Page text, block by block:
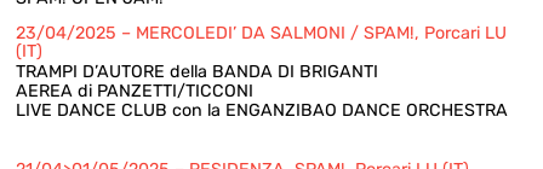
23/04/2025 – MERCOLEDI’ DA SALMONI / SPAM!, Porcari LU
(IT)
TRAMPI D’AUTORE della BANDA DI BRIGANTI
AEREA di PANZETTI/TICCONI
LIVE DANCE CLUB con la ENGANZIBAO DANCE ORCHESTRA